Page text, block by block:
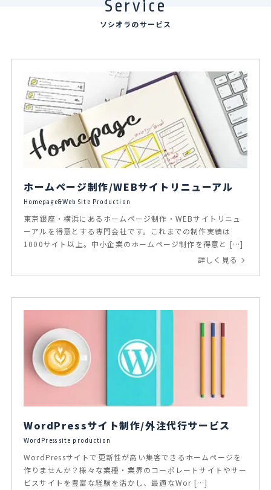
Service
ソシオラのサービス
ホームページ制作/WEBサイトリニューアル
Homepage&Web Site Production
東京銀座・横浜にあるホームページ制作・WEBサイトリニュ
ーアルを得意とする専門会社です。これまでの制作実績は
1000サイト以上。中小企業のホームページ制作を得意と […]
詳しく見る
WordPressサイト制作/外注代行サービス
WordPress site production
WordPressサイトで更新性が高い集客できるホームページを
作りませんか？様々な業種・業界のコーポレートサイトやサー
ビスサイトを豊富な経験を活かし、最適なWor […]